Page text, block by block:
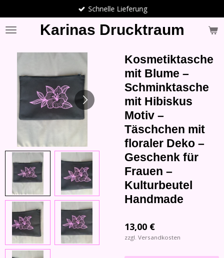
Hauptinhalt
springen
Karinas Drucktraum
Schnelle Lieferung
Kosmetiktasche
mit Blume –
Schminktasche
mit Hibiskus
Motiv –
Täschchen mit
floraler Deko –
Geschenk für
Frauen –
Kulturbeutel
Handmade
13,00 €
zzgl. Versandkosten